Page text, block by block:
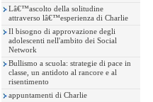
Lâ€™ascolto della solitudine
attraverso lâ€™esperienza di Charlie
Il bisogno di approvazione degli
adolescenti nell'ambito dei Social
Network
Bullismo a scuola: strategie di pace in
classe, un antidoto al rancore e al
risentimento
appuntamenti di Charlie